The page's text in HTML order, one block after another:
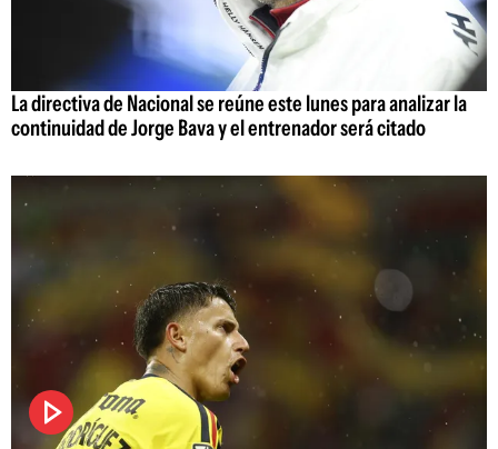
La directiva de Nacional se reúne este lunes para analizar la
continuidad de Jorge Bava y el entrenador será citado